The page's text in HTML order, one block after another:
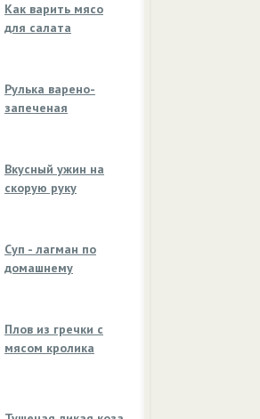
Как варить мясо
для салата
Рулька варено-
запеченая
Вкусный ужин на
скорую руку
Суп - лагман по
домашнему
Плов из гречки с
мясом кролика